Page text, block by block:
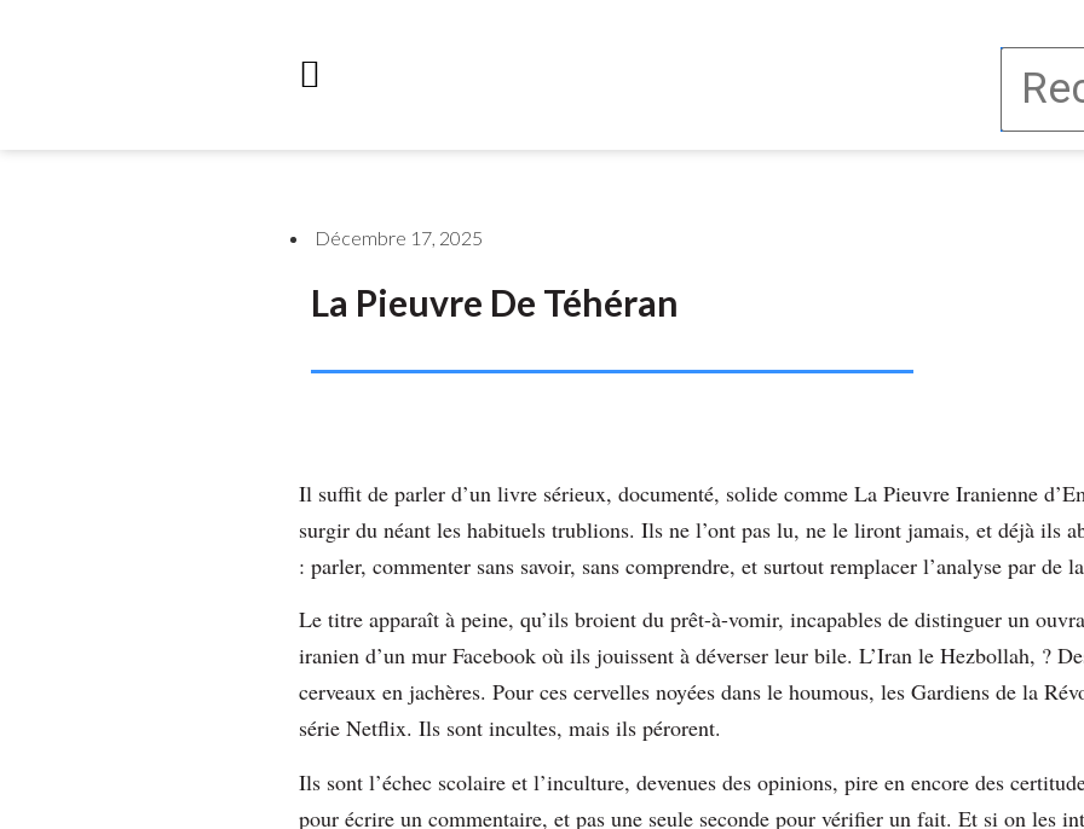
Décembre 17, 2025
La Pieuvre De Téhéran
Il suffit de parler d’un livre sérieux, documenté, solide comme La Pieuvre Iranienne
surgir du néant les habituels trublions. Ils ne l’ont pas lu, ne le liront jamais, et déjà ils
: parler, commenter sans savoir, sans comprendre, et surtout remplacer l’analyse par de
Le titre apparaît à peine, qu’ils broient du prêt-à-vomir, incapables de distinguer un
iranien d’un mur Facebook où ils jouissent à déverser leur bile. L’Iran le Hezbollah, ?
cerveaux en jachères. Pour ces cervelles noyées dans le houmous, les Gardiens de la
série Netflix. Ils sont incultes, mais ils pérorent.
Ils sont l’échec scolaire et l’inculture, devenues des opinions, pire en encore des
pour écrire un commentaire, et pas une seule seconde pour vérifier un fait. Et si on les